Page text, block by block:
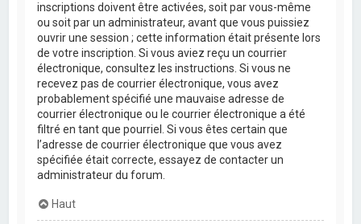
inscriptions doivent être activées, soit par vous-même
ou soit par un administrateur, avant que vous puissiez
ouvrir une session ; cette information était présente lors
de votre inscription. Si vous aviez reçu un courrier
électronique, consultez les instructions. Si vous ne
recevez pas de courrier électronique, vous avez
probablement spécifié une mauvaise adresse de
courrier électronique ou le courrier électronique a été
filtré en tant que pourriel. Si vous êtes certain que
l’adresse de courrier électronique que vous avez
spécifiée était correcte, essayez de contacter un
administrateur du forum.
Haut